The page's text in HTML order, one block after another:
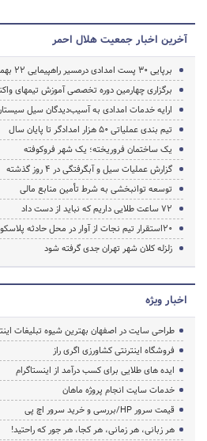
آخرین اخبار جمعیت هلال احمر
برپایی 30 پست امدادی درمسیر راهپیمایی 22 بهمن
برگزاری چهارمین دوره تخصصی آموزش تیمهای
ارایه خدمات امدادی به آسیب‌دیدگان سیل
تیم بندی عملیاتی 50 هزار امدادگر تا پایان سال
یک ساختمان فروریخته؛ یک شهر فروکوفته
گزارش عملیات سیل و آبگرفتگی در 4 روز گذشته
توسعه توانبخشی به شرط تأمین منابع مالی
72 ساعت طلایی داریم که نباید از دست داد
20استقرار تیم نجات از آوار در محل حادثه پلاسکو
زلزله کلان شهر تهران جدی گرفته شود
اخبار ویژه
طراحی سایت در اصفهان بهترین شیوه تبلیغات
فروشگاه اینترنتی کشاورزی اگری راز
ایده های طلایی برای کسب درآمد از اینستاگرام
خدمات سایت انجام پروژه ماهان
قیمت سرور HP/بررسی و خرید سرور اچ پی
هر زبانی، هر زمانی، هر کجا، هر جور که راحتید!